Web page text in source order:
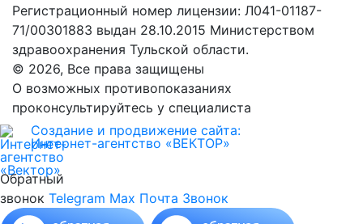
Регистрационный номер лицензии: Л041-01187-
71/00301883 выдан 28.10.2015 Министерством
здравоохранения Тульской области.
© 2026, Все права защищены
О возможных противопоказаниях
проконсультируйтесь у специалиста
Создание и продвижение сайта:
Интернет-агентство «ВЕКТОР»
Обратный
звонок Telegram Max Почта Звонок